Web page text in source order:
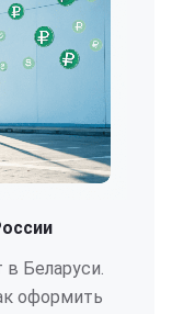
Беларуси.
оформить